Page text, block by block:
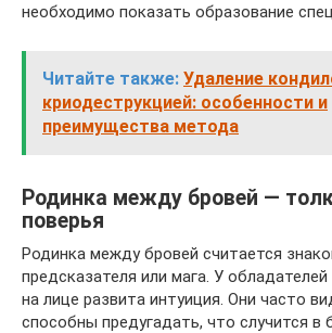
необходимо показать образование
Читайте также: Удаление
криодеструкцией: особенности и
преимущества метода
Родинка между бровей —
поверья
Родинка между бровей считается
предсказателя или мага. У
на лице развита интуиция. Они часто
способны предугадать, что случится в